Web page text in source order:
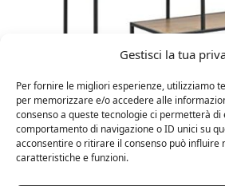
Gestisci la tua
Per fornire le migliori esperienze, utilizziamo
per memorizzare e/o accedere alle
consenso a queste tecnologie ci permetterà
comportamento di navigazione o ID unici su
acconsentire o ritirare il consenso può influire
caratteristiche e funzioni.